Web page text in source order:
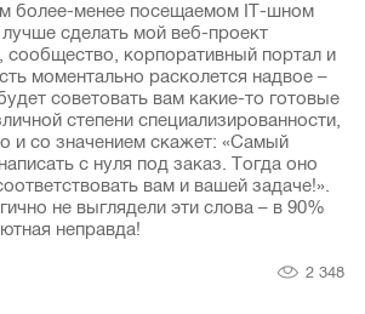
более-менее посещаемом IT-шном
сделать мой веб-проект
сообщество, корпоративный портал и
моментально расколется надвое –
советовать вам какие-то готовые
степени специализированности,
и со значением скажет: «Самый
с нуля под заказ. Тогда оно
вам и вашей задаче!».
не выглядели эти слова – в 90%
неправда!
2 348